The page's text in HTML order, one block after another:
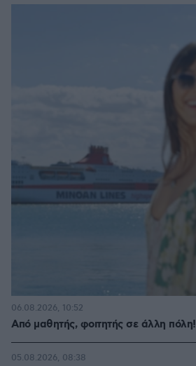
Από μαθητής, φοιτητής σε άλλη πόλη!
06.08.2026, 10:52
05.08.2026, 08:38